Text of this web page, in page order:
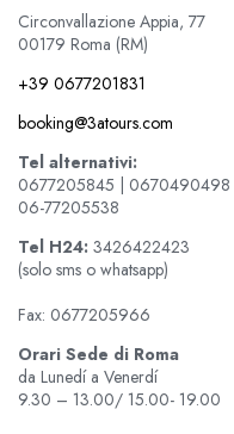
Circonvallazione Appia, 77
00179 Roma (RM)
+39 0677201831
booking@3atours.com
Tel alternativi:
0677205845 | 0670490498 |
06-77205538
Tel H24: 3426422423
(solo sms o whatsapp)
Fax: 0677205966
Orari Sede di Roma
da Lunedí a Venerdí
9.30 – 13.00/ 15.00- 19.00